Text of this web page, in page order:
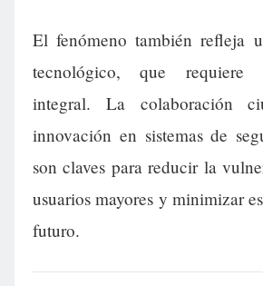
El fenómeno también refleja
tecnológico, que requiere
integral. La colaboración
innovación en sistemas de
son claves para reducir la
usuarios mayores y minimizar
futuro.